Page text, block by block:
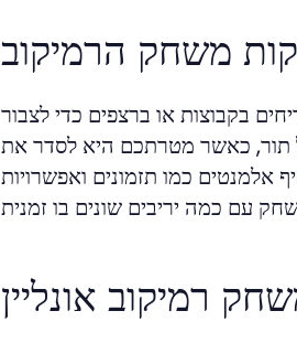
משחק הרמיקוב
בקבוצות או ברצפים כדי לצבור
תור, כאשר מטרתכם היא לסדר את
אלמנטים כמו תזמונים ואפשרויות
רמיקוב אונליין